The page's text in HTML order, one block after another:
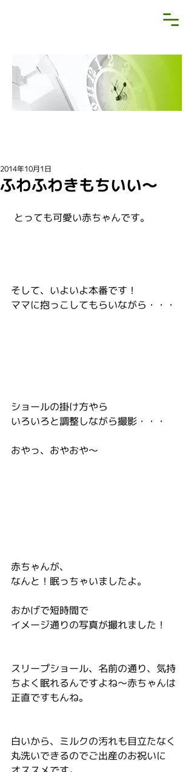
ふわふわきもちいい〜
2014年10月1日
とっても可愛い赤ちゃんです。
そして、いよいよ本番です！
ママに抱っこしてもらいながら・・・
ショールの掛け方やら
いろいろと調整しながら撮影・・・
おやっ、おやおや～
赤ちゃんが、
なんと！眠っちゃいましたよ。
おかげで短時間で
イメージ通りの写真が撮れました！
スリープショール、名前の通り、気持
ちよく眠れるんですよね～赤ちゃんは
正直ですもんね。
白いから、ミルクの汚れも目立たなく
丸洗いできるのでご出産のお祝いに